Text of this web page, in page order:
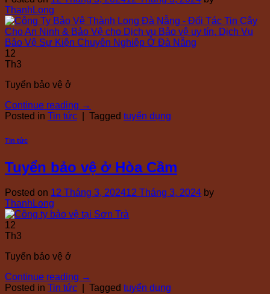
ThanhLong
12
Th3
Tuyển bảo vệ ở
Continue reading →
Posted in Tin tức Tagged tuyển dụng
Tin tức
Tuyển bảo vệ ở Hòa Cầm
Posted on 12 Tháng 3, 202412 Tháng 3, 2024 by
ThanhLong
12
Th3
Tuyển bảo vệ ở
Continue reading →
Posted in Tin tức Tagged tuyển dụng